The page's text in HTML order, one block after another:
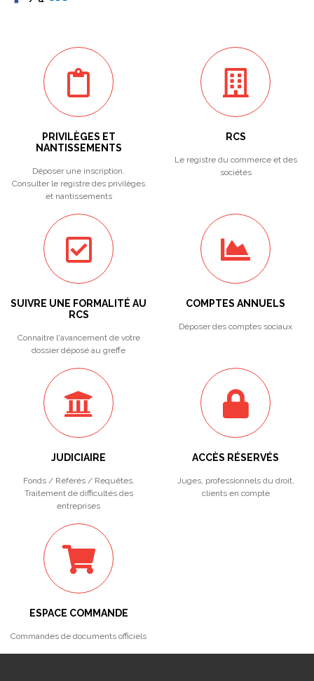
PRIVILÈGES ET
NANTISSEMENTS
Déposer une inscription.
Consulter le registre des privilèges
et nantissements
RCS
Le registre du commerce et des
sociétés
SUIVRE UNE FORMALITÉ AU
RCS
Connaitre l'avancement de votre
dossier déposé au greffe
COMPTES ANNUELS
Déposer des comptes sociaux
JUDICIAIRE
Fonds / Référés / Requêtes.
Traitement de difficultés des
entreprises
ACCÈS RÉSERVÉS
Juges, professionnels du droit,
clients en compte
ESPACE COMMANDE
Commandes de documents officiels